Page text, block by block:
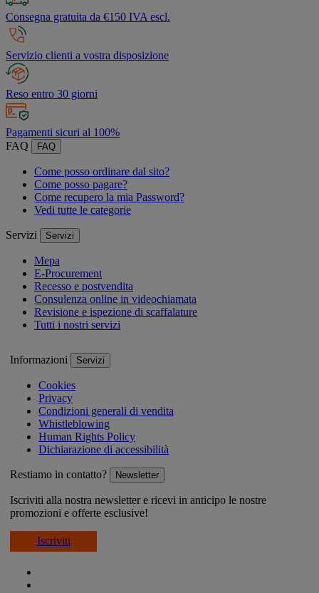
Consegna gratuita da €150 IVA escl.
Servizio clienti a vostra disposizione
Reso entro 30 giorni
Pagamenti sicuri al 100%
FAQ
FAQ
Come posso ordinare dal sito?
Come posso pagare?
Come recupero la mia Password?
Vedi tutte le categorie
Servizi Servizi
Mepa
E-Procurement
Recesso e postvendita
Consulenza online in videochiamata
Revisione e ispezione di scaffalature
Tutti i nostri servizi
Informazioni Servizi
Cookies
Privacy
Condizioni generali di vendita
Whistleblowing
Human Rights Policy
Dichiarazione di accessibilità
Restiamo in contatto? Newsletter
Iscriviti alla nostra newsletter e ricevi in anticipo le nostre
promozioni e offerte esclusive!
Iscriviti